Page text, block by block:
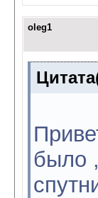
oleg1
было